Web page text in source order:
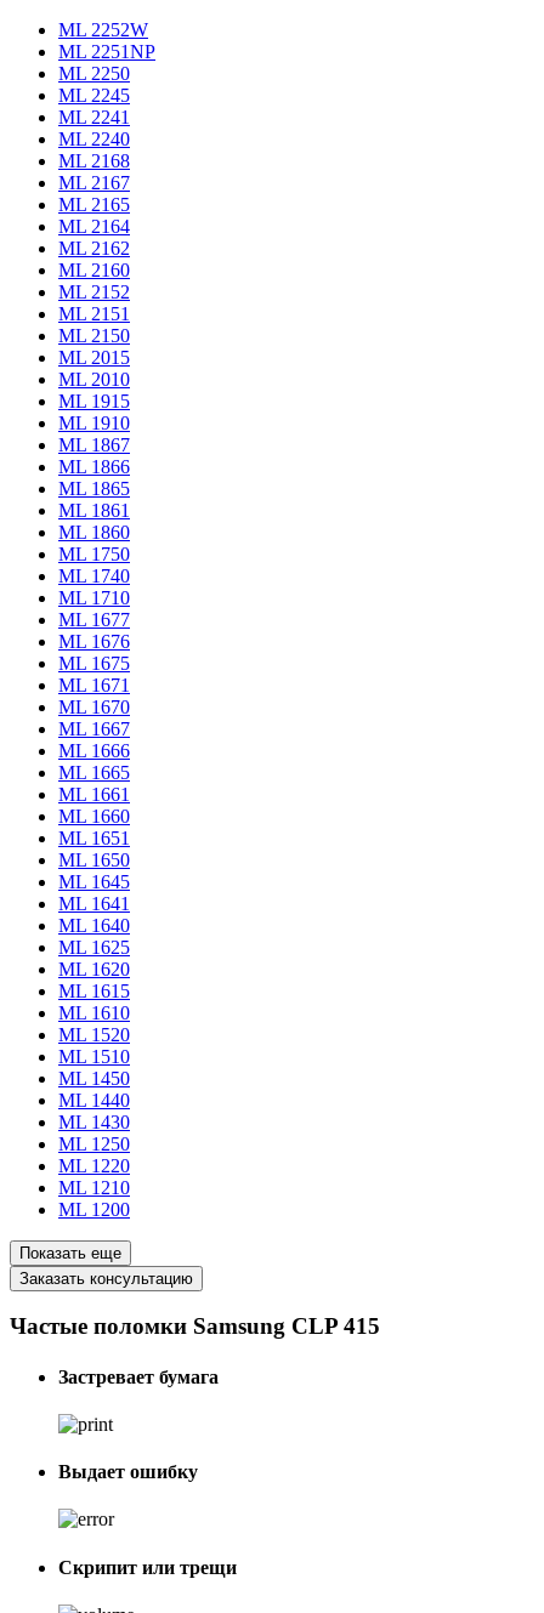
ML 2252W
ML 2251NP
ML 2250
ML 2245
ML 2241
ML 2240
ML 2168
ML 2167
ML 2165
ML 2164
ML 2162
ML 2160
ML 2152
ML 2151
ML 2150
ML 2015
ML 2010
ML 1915
ML 1910
ML 1867
ML 1866
ML 1865
ML 1861
ML 1860
ML 1750
ML 1740
ML 1710
ML 1677
ML 1676
ML 1675
ML 1671
ML 1670
ML 1667
ML 1666
ML 1665
ML 1661
ML 1660
ML 1651
ML 1650
ML 1645
ML 1641
ML 1640
ML 1625
ML 1620
ML 1615
ML 1610
ML 1520
ML 1510
ML 1450
ML 1440
ML 1430
ML 1250
ML 1220
ML 1210
ML 1200
Показать еще
Заказать консультацию
Частые поломки Samsung CLP 415
Застревает бумага
Выдает ошибку
Скрипит или трещи